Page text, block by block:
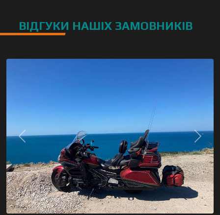
ВІДГУКИ НАШІХ ЗАМОВНИКІВ
Previous Next